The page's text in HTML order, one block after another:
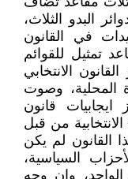
البدو الثلاث،
في القانون
بمقاعد تمثيل للقوائم
تطور القانون الانتخابي
المحلية، وصوت
ايجابيات قانون
العملية الانتخابية من قبل
القانون لم يكن
السياسية،
الواحد، وان وجه